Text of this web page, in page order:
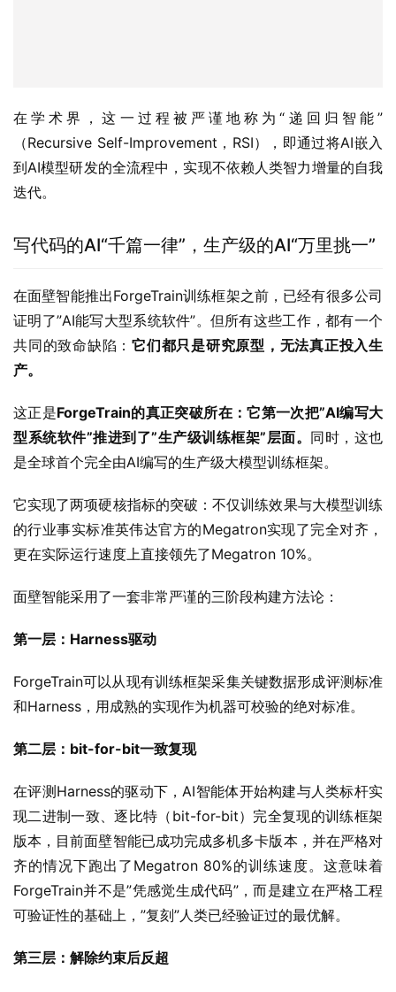
到AI模型研发的全流程中，实现不依赖人类智力增量的自我
迭代。
写代码的AI“千篇一律”，生产级的AI“万里挑一”
在面壁智能推出ForgeTrain训练框架之前，已经有很多公司
共同的致命缺陷：它们都只是研究原型，无法真正投入生
产。
这正是
是全球首个完全由AI编写的生产级大模型训练框架。
它实现了两项硬核指标的突破：不仅训练效果与大模型训练
更在实际运行速度上直接领先了Megatron 10%。
面壁智能采用了一套非常严谨的三阶段构建方法论：
第一层：Harness驱动
ForgeTrain可以从现有训练框架采集关键数据形成评测标准
第二层：bit-for-bit一致复现
在评测Harness的驱动下，AI智能体开始构建与人类标杆实
版本，目前面壁智能已成功完成多机多卡版本，并在严格对
齐的情况下跑出了Megatron 80%的训练速度。这意味着
ForgeTrain并不是”凭感觉生成代码”，而是建立在严格工程
可验证性的基础上，”复刻”人类已经验证过的最优解。
第三层：解除约束后反超
当实现了完全对齐之后，ForgeTrain才解除二进制一致的限